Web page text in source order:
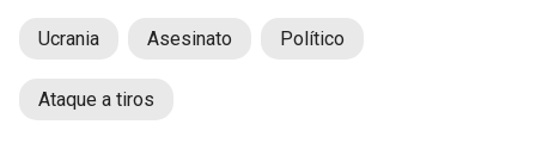
Ucrania Asesinato Político
Ataque a tiros